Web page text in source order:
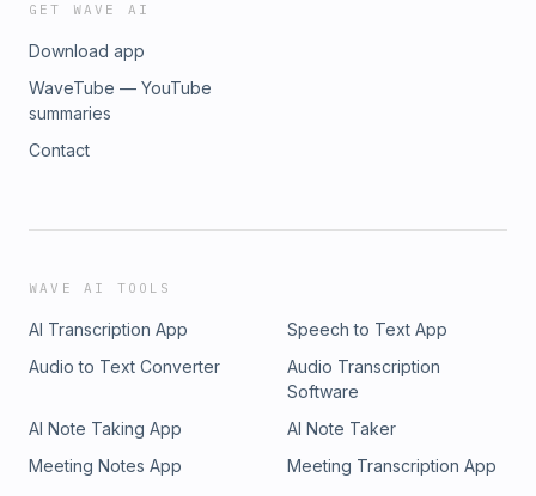
GET WAVE AI
Download app
WaveTube — YouTube
summaries
Contact
WAVE AI TOOLS
AI Transcription App
Speech to Text App
Audio to Text Converter
Audio Transcription
Software
AI Note Taking App
AI Note Taker
Meeting Notes App
Meeting Transcription App